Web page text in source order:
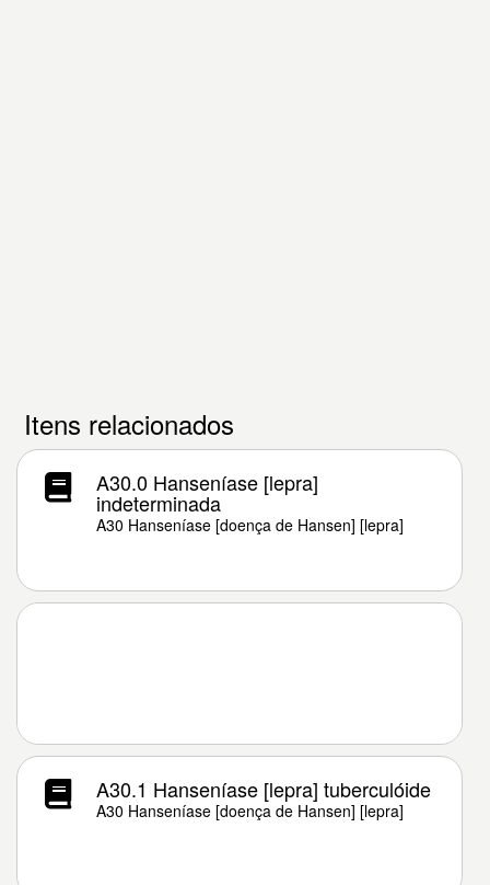
Itens relacionados
A30.0 Hanseníase [lepra]
indeterminada
A30 Hanseníase [doença de Hansen] [lepra]
A30.1 Hanseníase [lepra] tuberculóide
A30 Hanseníase [doença de Hansen] [lepra]